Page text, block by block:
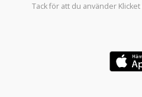
Tack för att du använder Klicket